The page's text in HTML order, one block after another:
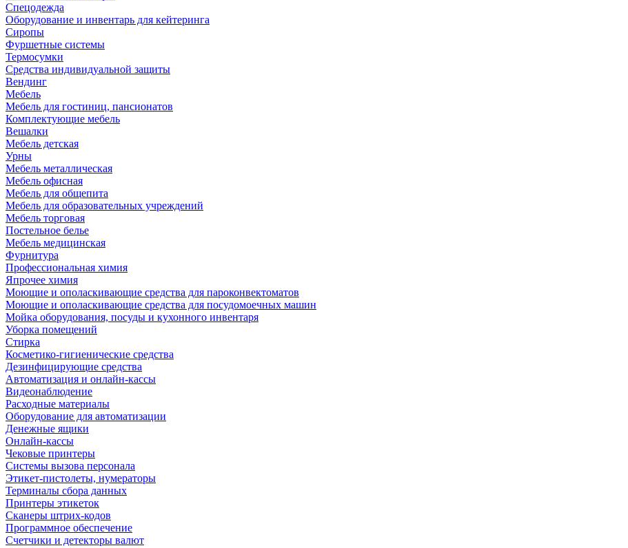
Спецодежда
Оборудование и инвентарь для кейтеринга
Сиропы
Фуршетные системы
Термосумки
Средства индивидуальной защиты
Вендинг
Мебель
Мебель для гостиниц, пансионатов
Комплектующие мебель
Вешалки
Мебель детская
Урны
Мебель металлическая
Мебель офисная
Мебель для общепита
Мебель для образовательных учреждений
Мебель торговая
Постельное белье
Мебель медицинская
Фурнитура
Профессиональная химия
Япрочее химия
Моющие и ополаскивающие средства для пароконвектоматов
Моющие и ополаскивающие средства для посудомоечных машин
Мойка оборудования, посуды и кухонного инвентаря
Уборка помещений
Стирка
Косметико-гигиенические средства
Дезинфицирующие средства
Автоматизация и онлайн-кассы
Видеонаблюдение
Расходные материалы
Оборудование для автоматизации
Денежные ящики
Онлайн-кассы
Чековые принтеры
Системы вызова персонала
Этикет-пистолеты, нумераторы
Терминалы сбора данных
Принтеры этикеток
Сканеры штрих-кодов
Программное обеспечение
Счетчики и детекторы валют